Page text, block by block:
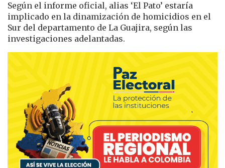
Según el informe oficial, alias ‘El Pato’ estaría
implicado en la dinamización de homicidios en el
Sur del departamento de La Guajira, según las
investigaciones adelantadas.